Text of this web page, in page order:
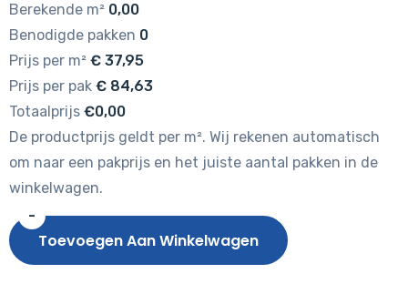
Berekende m² 0,00
Benodigde pakken 0
Prijs per m² € 37,95
Prijs per pak € 84,63
Totaalprijs €0,00
De productprijs geldt per m². Wij rekenen automatisch
om naar een pakprijs en het juiste aantal pakken in de
winkelwagen.
-
Hebeta
Chamonix
Toevoegen Aan Winkelwagen